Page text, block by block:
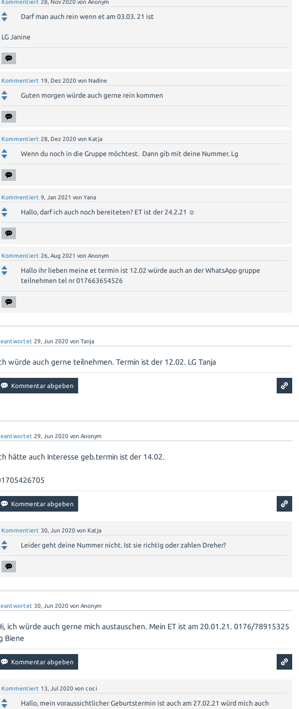
Kommentiert 28, Nov 2020 vonAnonym
Darf man auch rein wenn et am 03.03. 21 ist
LG Janine
Kommentiert 19, Dez 2020 von Nadine
Guten morgen würde auch gerne rein kommen
Kommentiert 28, Dez 2020 von Katja
Wenn du noch in die Gruppe möchtest. Dann gib mit deine Nummer. Lg
Kommentiert 9, Jan 2021 vonYana
Hallo, darf ich auch noch bereiteten? ET ist der 24.2.21 ☺️
Kommentiert 26, Aug 2021 vonAnonym
Hallo ihr lieben meine et termin ist 12.02 würde auch an der WhatsApp gruppe
teilnehmen tel nr 017663654526
29, Jun 2020 vonTanja
würde auch gerne teilnehmen. Termin ist der 12.02. LG Tanja
29, Jun 2020 vonAnonym
hätte auch Interesse geb.termin ist der 14.02.
Kommentiert 30, Jun 2020 von Katja
Leider geht deine Nummer nicht. Ist sie richtig oder zahlen Dreher?
30, Jun 2020 vonAnonym
ich würde auch gerne mich austauschen. Mein ET ist am 20.01.21. 0176/78915325
Biene
Kommentiert 13, Jul 2020 voncoci
Hallo, mein voraussichtlicher Geburtstermin ist auch am 27.02.21 würd mich auch